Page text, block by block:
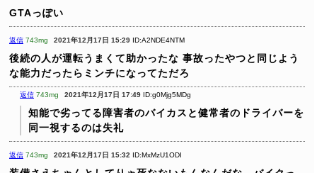
GTAっぽい
返信 743mg 2021年12月17日 15:29 ID:A2NDE4NTM
後続の人が運転うまくて助かったな 事故ったやつと同じよう
な能力だったらミンチになってただろ
返信 743mg 2021年12月17日 17:49 ID:g0Mjg5MDg
知能で劣ってる障害者のバイカスと健常者のドライバーを
同一視するのは失礼
返信 743mg 2021年12月17日 15:32 ID:MxMzU1ODI